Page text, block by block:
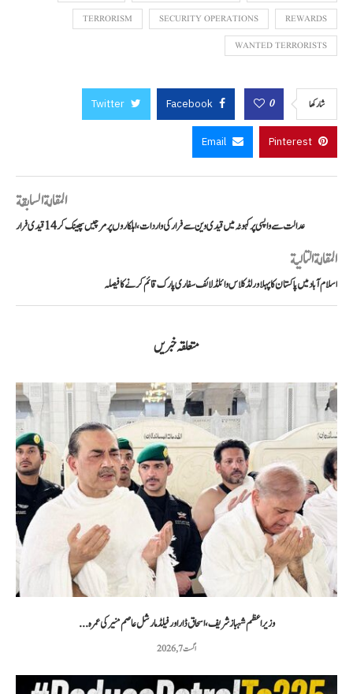
REWARDS
SECURITY OPERATIONS
TERRORISM
WANTED TERRORISTS
شاركها 0
Facebook
Twitter
Pinterest
Email
المقالة السابقة
عدالت سے واپسی پر کہوٹہ میں قیدی وین سے فرار کی واردات، اہلکاروں پر مرچیں پھینک کر 14 قیدی فرار
المقالة التالية
اسلام آباد میں پاکستان کا پہلا ورلڈ کلاس وائلڈ لائف سفاری پارک قائم کرنے کا فیصلہ
متعلقہ خبریں
وزیراعظم شہباز شریف، اسحاق ڈار اور فیلڈ مارشل عاصم منیر کی عمرہ...
اگست 7, 2026